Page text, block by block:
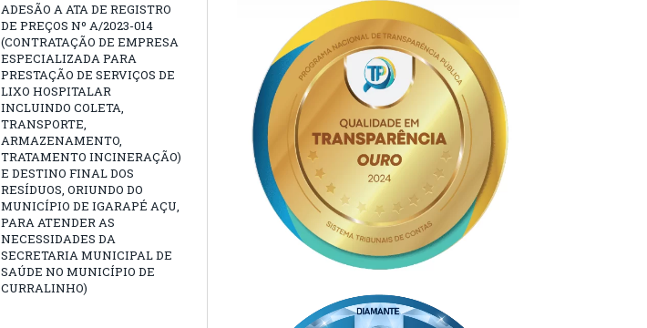
ADESÃO A ATA DE REGISTRO
DE PREÇOS Nº A/2023-014
(CONTRATAÇÃO DE EMPRESA
ESPECIALIZADA PARA
PRESTAÇÃO DE SERVIÇOS DE
LIXO HOSPITALAR
INCLUINDO COLETA,
TRANSPORTE,
ARMAZENAMENTO,
TRATAMENTO INCINERAÇÃO)
E DESTINO FINAL DOS
RESÍDUOS, ORIUNDO DO
MUNICÍPIO DE IGARAPÉ AÇU,
PARA ATENDER AS
NECESSIDADES DA
SECRETARIA MUNICIPAL DE
SAÚDE NO MUNICÍPIO DE
CURRALINHO)